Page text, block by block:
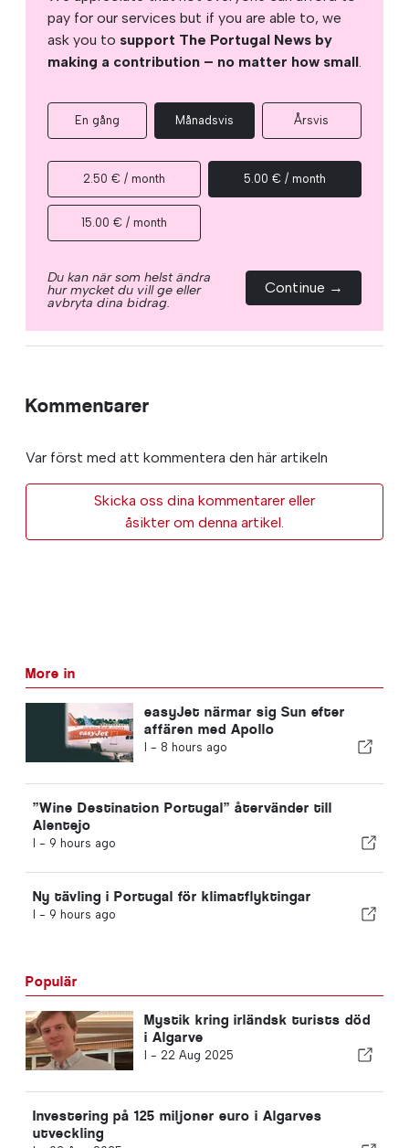
pay for our services but if you are able to, we
ask you to support The Portugal News by
making a contribution – no matter how small.
En gång Månadsvis Årsvis
2.50 € / month 5.00 € / month
15.00 € / month
Du kan när som helst ändra
hur mycket du vill ge eller
avbryta dina bidrag.
Continue →
Kommentarer
Var först med att kommentera den här artikeln
Skicka oss dina kommentarer eller
åsikter om denna artikel.
More in
easyJet närmar sig Sun efter
affären med Apollo
I - 8 hours ago
”Wine Destination Portugal” återvänder till
Alentejo
I - 9 hours ago
Ny tävling i Portugal för klimatflyktingar
I - 9 hours ago
Populär
Mystik kring irländsk turists död
i Algarve
I - 22 Aug 2025
Investering på 125 miljoner euro i Algarves
utveckling